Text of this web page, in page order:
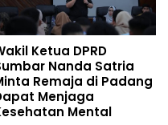
Ketua DPRD
Nanda Satria
Remaja di Padang
Menjaga
Mental